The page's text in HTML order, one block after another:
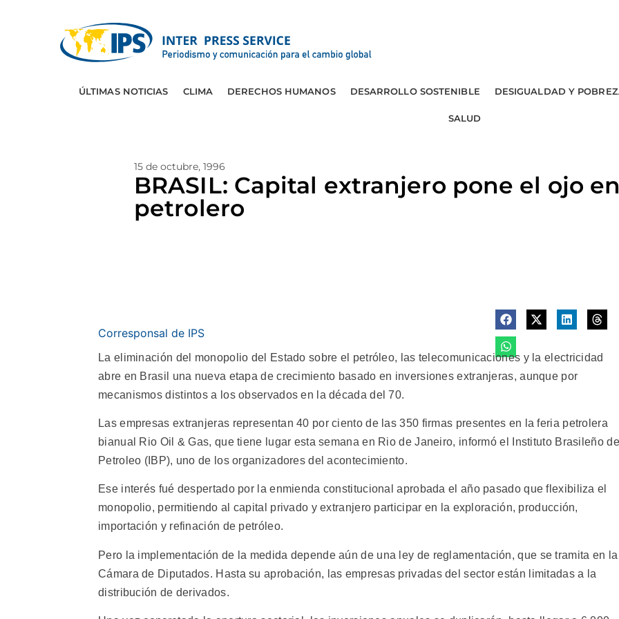
ÚLTIMAS NOTICIAS CLIMA DERECHOS HUMANOS DESARROLLO SOSTENIBLE DESIGUALDAD Y
SALUD
15 de octubre, 1996
BRASIL: Capital extranjero pone el ojo
petrolero
Corresponsal de IPS
La eliminación del monopolio del Estado sobre el petróleo, las telecomunicaciones y la electricidad
abre en Brasil una nueva etapa de crecimiento basado en inversiones extranjeras, aunque por
mecanismos distintos a los observados en la década del 70.
Las empresas extranjeras representan 40 por ciento de las 350 firmas presentes en la feria petrolera
bianual Rio Oil & Gas, que tiene lugar esta semana en Rio de Janeiro, informó el Instituto Brasileño
Petroleo (IBP), uno de los organizadores del acontecimiento.
Ese interés fué despertado por la enmienda constitucional aprobada el año pasado que flexibiliza el
monopolio, permitiendo al capital privado y extranjero participar en la exploración, producción,
importación y refinación de petróleo.
Pero la implementación de la medida depende aún de una ley de reglamentación, que se tramita en la
Cámara de Diputados. Hasta su aprobación, las empresas privadas del sector están limitadas a la
distribución de derivados.